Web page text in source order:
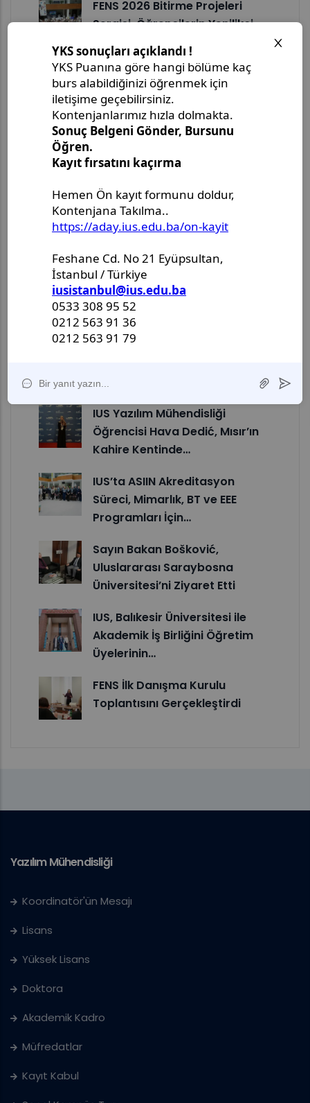
FENS 2026 Bitirme Projeleri
Sergisi, Öğrencilerin Yenilikçi
Yaklaşımlarını…
FENS Talks Kapsamında "Ana
Bilgisayar Güvenliği Temelleri
ve…
IUS, İlk Sarajevo ACM
Celebration of Women in
IUS, Maker Faire Sarajevo
2026’da Mühendislik, Tasarım
FENS Talks Kapsamında Risk
Odaklı Ağ Güvenliği Tasarımı
Konulu Konferans…
IUS, Girişimcilik, İnovasyon ve
Odaklanan Techstars…
IUS Yazılım Mühendisliği
Öğrencisi Hava Dedić, Mısır’ın
Kahire Kentinde…
IUS’ta ASIIN Akreditasyon
Süreci, Mimarlık, BT ve EEE
Programları İçin…
Sayın Bakan Bošković,
Uluslararası Saraybosna
Üniversitesi’ni Ziyaret Etti
IUS, Balıkesir Üniversitesi ile
Akademik İş Birliğini Öğretim
Üyelerinin…
FENS İlk Danışma Kurulu
Toplantısını Gerçekleştirdi
Yazılım Mühendisliği
Koordinatör'ün Mesajı
Lisans
Yüksek Lisans
Doktora
Akademik Kadro
Müfredatlar
Kayıt Kabul